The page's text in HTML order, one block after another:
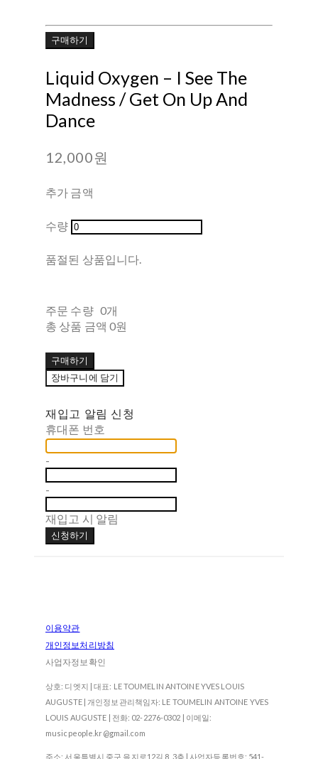
구매하기
Liquid Oxygen ‎– I See The
Madness / Get On Up And
Dance
12,000원
추가 금액
수량
품절된 상품입니다.
주문 수량 0개
총 상품 금액 0원
구매하기
장바구니에 담기
재입고 알림 신청
휴대폰 번호
-
-
재입고 시 알림
신청하기
이용약관
개인정보처리방침
사업자정보확인
상호: 디엣지 | 대표: LE TOUMELIN ANTOINE YVES LOUIS
AUGUSTE | 개인정보관리책임자: LE TOUMELIN ANTOINE YVES
LOUIS AUGUSTE | 전화: 02-2276-0302 | 이메일:
musicpeople.kr@gmail.com
주소: 서울특별시 중구 을지로12길 8, 3층 | 사업자등록번호: 541-